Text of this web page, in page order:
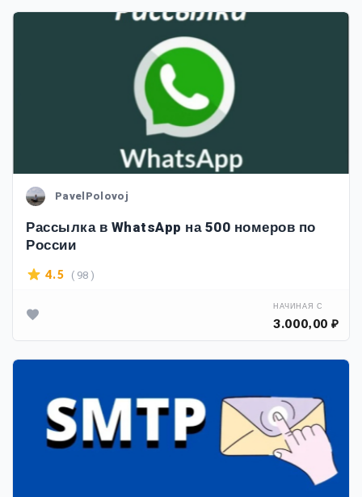
PavelPolovoj
Рассылка в WhatsApp на 500 номеров по
России
4.5 ( 98 )
НАЧИНАЯ С
3.000,00 ₽